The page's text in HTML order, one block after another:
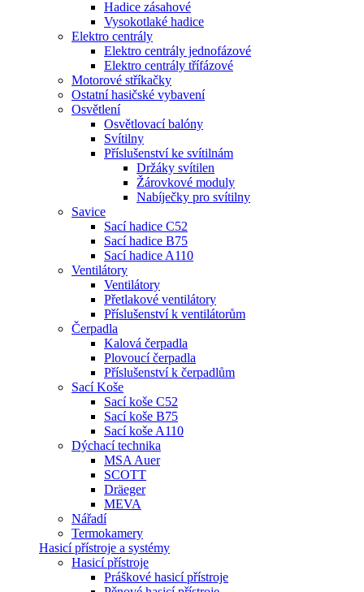
Hadice zásahové
Vysokotlaké hadice
Elektro centrály
Elektro centrály jednofázové
Elektro centrály třífázové
Motorové stříkačky
Ostatní hasičské vybavení
Osvětlení
Osvětlovací balóny
Svítilny
Příslušenství ke svítilnám
Držáky svítilen
Žárovkové moduly
Nabíječky pro svítilny
Savice
Sací hadice C52
Sací hadice B75
Sací hadice A110
Ventilátory
Ventilátory
Přetlakové ventilátory
Příslušenství k ventilátorům
Čerpadla
Kalová čerpadla
Plovoucí čerpadla
Příslušenství k čerpadlům
Sací Koše
Sací koše C52
Sací koše B75
Sací koše A110
Dýchací technika
MSA Auer
SCOTT
Dräeger
MEVA
Nářadí
Termokamery
Hasicí přístroje a systémy
Hasicí přístroje
Práškové hasicí přístroje